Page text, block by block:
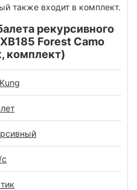
также входит в комплект.
рекурсивного
Forest Camo
комплект)